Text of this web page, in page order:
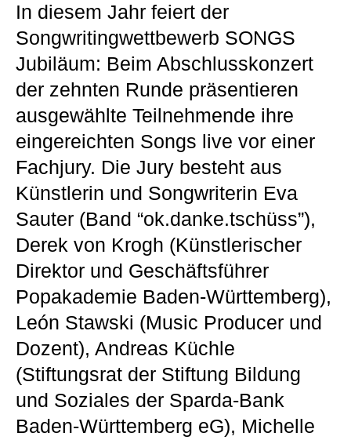
In diesem Jahr feiert der
Songwritingwettbewerb SONGS
Jubiläum: Beim Abschlusskonzert
der zehnten Runde präsentieren
ausgewählte Teilnehmende ihre
eingereichten Songs live vor einer
Fachjury. Die Jury besteht aus
Künstlerin und Songwriterin Eva
Sauter (Band “ok.danke.tschüss”),
Derek von Krogh (Künstlerischer
Direktor und Geschäftsführer
Popakademie Baden-Württemberg),
León Stawski (Music Producer und
Dozent), Andreas Küchle
(Stiftungsrat der Stiftung Bildung
und Soziales der Sparda-Bank
Baden-Württemberg eG), Michelle